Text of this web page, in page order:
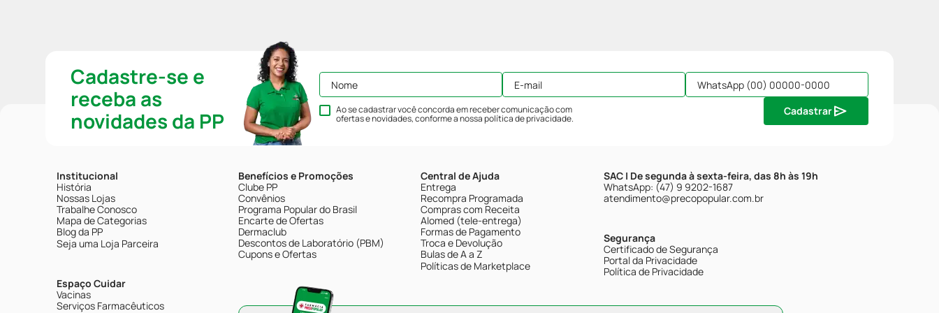
Cadastre-se e
receba as
novidades da PP
Ao se cadastrar você concorda em receber comunicação com
ofertas e novidades, conforme a nossapolítica de privacidade.
Cadastrar
Institucional
História
Nossas Lojas
Trabalhe Conosco
Mapa de Categorias
Blog da PP
Seja uma Loja Parceira
Espaço Cuidar
Vacinas
Serviços Farmacêuticos
Benefícios e Promoções
Clube PP
Convênios
Programa Popular do Brasil
Encarte de Ofertas
Dermaclub
Descontos de Laboratório (PBM)
Cupons e Ofertas
Central de Ajuda
Entrega
Recompra Programada
Compras com Receita
Alomed (tele-entrega)
Formas de Pagamento
Troca e Devolução
Bulas de A a Z
Políticas de Marketplace
SAC | De segunda à sexta-feira, das 8h às 19h
WhatsApp: (47) 9 9202-1687
atendimento@precopopular.com.br
Segurança
Certificado de Segurança
Portal da Privacidade
Política de Privacidade